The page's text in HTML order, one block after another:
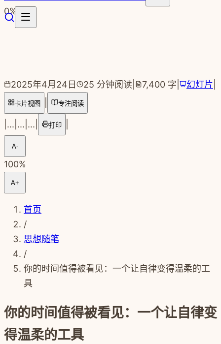
跳转到主要内容
0%
2025年4月24日 25 分钟阅读 7,400 字 幻灯片
卡片视图 专注阅读
... ... ... 打印
A-
100%
A+
首页
/
思想随笔
/
你的时间值得被看见：一个让自律变得温柔的工
具
你的时间值得被看见：一个让自律变
得温柔的工具